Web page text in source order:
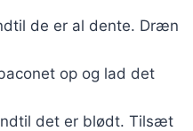
de er al dente. Dræn
op og lad det
det er blødt. Tilsæt